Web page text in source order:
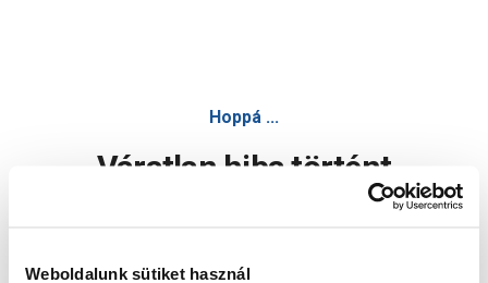
Weboldalunk sütiket használ
Hoppá ...
Váratlan hiba történt